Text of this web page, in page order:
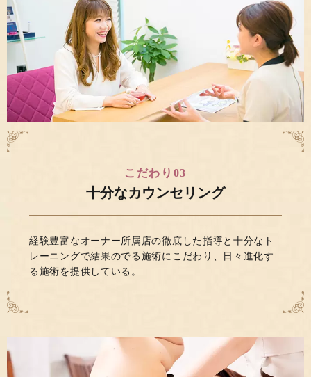
こだわり03
十分なカウンセリング
経験豊富なオーナー所属店の徹底した指導と十分なト
レーニングで結果のでる施術にこだわり、日々進化す
る施術を提供している。